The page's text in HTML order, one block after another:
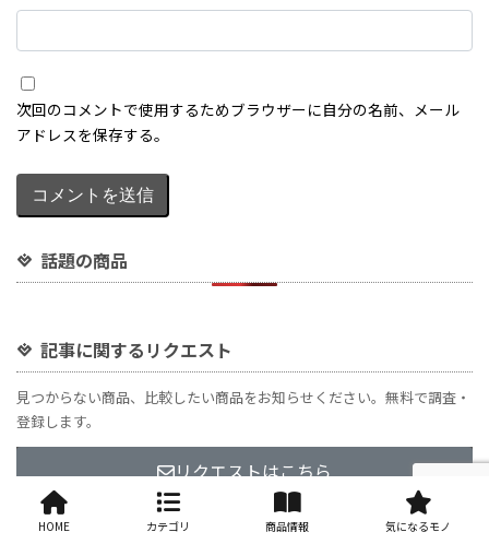
話題の商品
記事に関するリクエスト
見つからない商品、比較したい商品をお知らせください。無料で調査・
登録します。
リクエストはこちら
HOME カテゴリ 商品情報 気になるモノ